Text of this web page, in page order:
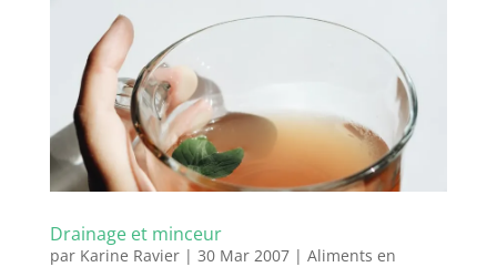
Drainage et minceur
par Karine Ravier| 30 Mar 2007| Aliments en